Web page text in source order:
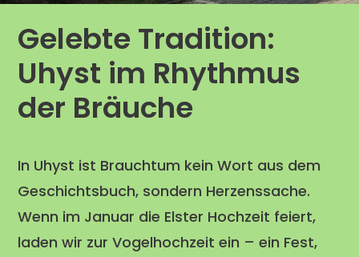
Gelebte Tradition:
Uhyst im Rhythmus
der Bräuche
In Uhyst ist Brauchtum kein Wort aus dem
Geschichtsbuch, sondern Herzenssache.
Wenn im Januar die Elster Hochzeit feiert,
laden wir zur Vogelhochzeit ein – ein Fest,